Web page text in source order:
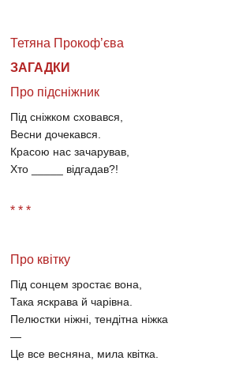
Тетяна Прокоф’єва
ЗАГАДКИ
Про підсніжник
Під сніжком сховався,
Весни дочекався.
Красою нас зачарував,
Хто _____ відгадав?!
* * *
Про квітку
Під сонцем зростає вона,
Така яскрава й чарівна.
Пелюстки ніжні, тендітна ніжка
—
Це все весняна, мила квітка.